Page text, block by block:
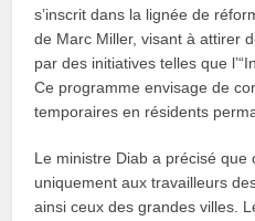
s’inscrit dans la lignée de
de Marc Miller, visant à attirer
par des initiatives telles que
Ce programme envisage de
temporaires en résidents
Le ministre Diab a précisé que
uniquement aux travailleurs
ainsi ceux des grandes villes.